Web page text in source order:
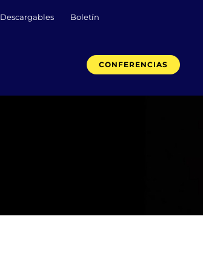
Descargables Boletín
CONFERENCIAS